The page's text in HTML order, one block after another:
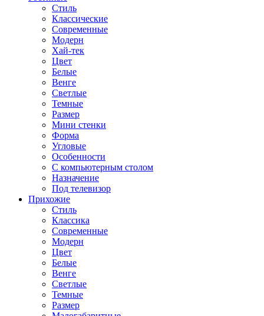
Стиль
Классические
Современные
Модерн
Хай-тек
Цвет
Белые
Венге
Светлые
Темные
Размер
Мини стенки
Форма
Угловые
Особенности
С компьютерным столом
Назначение
Под телевизор
Прихожие
Стиль
Классика
Современные
Модерн
Цвет
Белые
Венге
Светлые
Темные
Размер